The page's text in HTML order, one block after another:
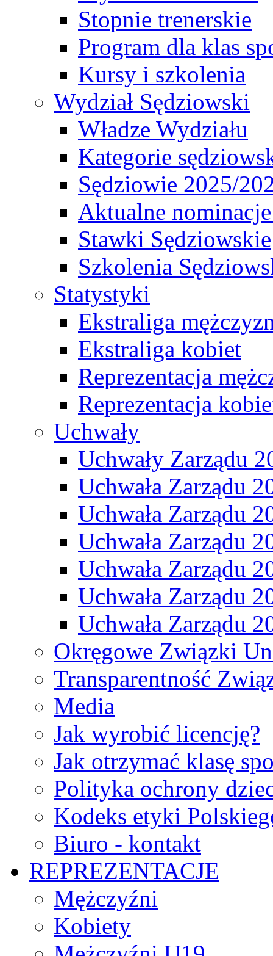
Stopnie trenerskie
Program dla klas
Kursy i szkolenia
Wydział Sędziowski
Władze Wydziału
Kategorie
Sędziowie 2025/
Aktualne
Stawki Sędziowskie
Szkolenia
Statystyki
Ekstraliga
Ekstraliga kobiet
Reprezentacja
Reprezentacja
Uchwały
Uchwały Zarządu
Uchwała Zarządu
Uchwała Zarządu
Uchwała Zarządu
Uchwała Zarządu
Uchwała Zarządu
Uchwała Zarządu
Okręgowe Związki
Transparentność
Media
Jak wyrobić licencję?
Jak otrzymać klasę
Polityka ochrony
Kodeks etyki
Biuro - kontakt
REPREZENTACJE
Mężczyźni
Kobiety